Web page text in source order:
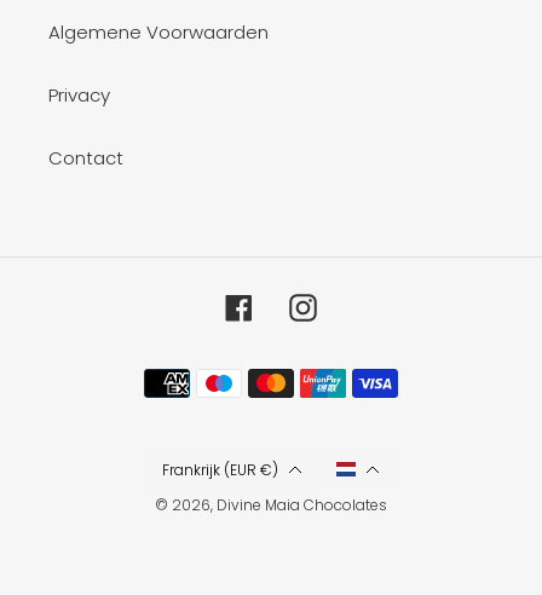
Algemene Voorwaarden
Privacy
Contact
FacebookInstagram
Betaalmethoden
Frankrijk (EUR €)
© 2026, Divine Maia Chocolates